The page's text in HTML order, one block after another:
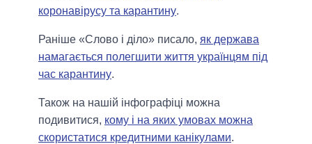
коронавірусу та карантину.
Раніше «Слово і діло» писало, як держава
намагається полегшити життя українцям під
час карантину.
Також на нашій інфографіці можна
подивитися, кому і на яких умовах можна
скористатися кредитними канікулами.